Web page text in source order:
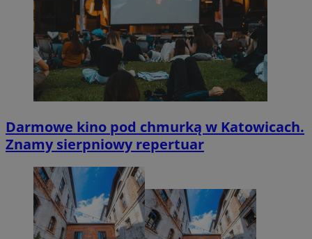
Darmowe kino pod chmurką w Katowicach.
Znamy sierpniowy repertuar